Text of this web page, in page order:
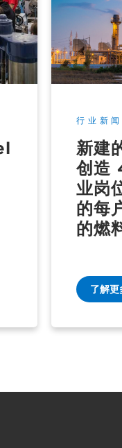
行业新闻
新建
创造
业岗
的每
的燃
了解更